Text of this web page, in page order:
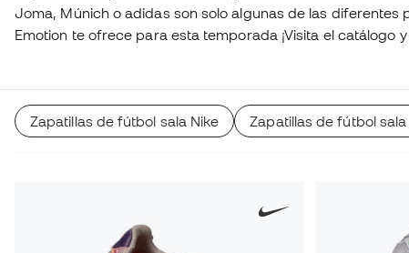
Joma, Múnich o adidas son solo algunas de las diferentes
Emotion te ofrece para esta temporada ¡Visita el catálogo
Zapatillas de fútbol sala Nike Zapatillas de fútbol